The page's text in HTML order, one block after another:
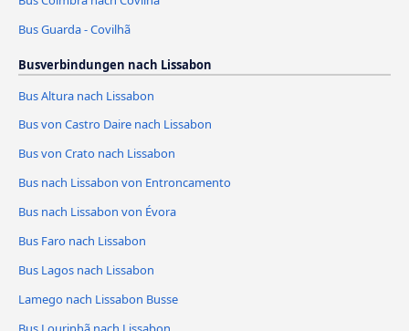
Bus Guarda - Covilhã
Busverbindungen nach Lissabon
Bus Altura nach Lissabon
Bus von Castro Daire nach Lissabon
Bus von Crato nach Lissabon
Bus nach Lissabon von Entroncamento
Bus nach Lissabon von Évora
Bus Faro nach Lissabon
Bus Lagos nach Lissabon
Lamego nach Lissabon Busse